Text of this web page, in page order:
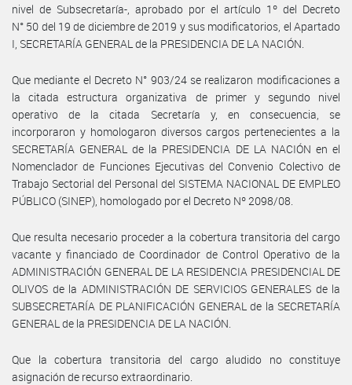
nivel de Subsecretaría-, aprobado por el artículo 1º del Decreto
N° 50 del 19 de diciembre de 2019 y sus modificatorios, el Apartado
I, SECRETARÍA GENERAL de la PRESIDENCIA DE LA NACIÓN.
Que mediante el Decreto N° 903/24 se realizaron modificaciones a
la citada estructura organizativa de primer y segundo nivel
operativo de la citada Secretaría y, en consecuencia, se
incorporaron y homologaron diversos cargos pertenecientes a la
SECRETARÍA GENERAL de la PRESIDENCIA DE LA NACIÓN en el
Nomenclador de Funciones Ejecutivas del Convenio Colectivo de
Trabajo Sectorial del Personal del SISTEMA NACIONAL DE EMPLEO
PÚBLICO (SINEP), homologado por el Decreto Nº 2098/08.
Que resulta necesario proceder a la cobertura transitoria del cargo
vacante y financiado de Coordinador de Control Operativo de la
ADMINISTRACIÓN GENERAL DE LA RESIDENCIA PRESIDENCIAL DE
OLIVOS de la ADMINISTRACIÓN DE SERVICIOS GENERALES de la
SUBSECRETARÍA DE PLANIFICACIÓN GENERAL de la SECRETARÍA
GENERAL de la PRESIDENCIA DE LA NACIÓN.
Que la cobertura transitoria del cargo aludido no constituye
asignación de recurso extraordinario.